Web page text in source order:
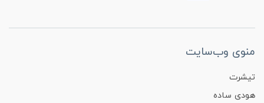
منوی وب‌سایت
تیشرت
هودی ساده